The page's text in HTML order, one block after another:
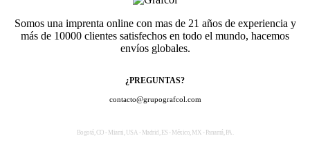
Somos una imprenta online con mas de 21 años de experiencia y
más de 10000 clientes satisfechos en todo el mundo, hacemos
envíos globales.
¿PREGUNTAS?
contacto@grupografcol.com
Bogotá, CO - Miami, USA - Madrid, ES - México, MX - Panamá, PA.